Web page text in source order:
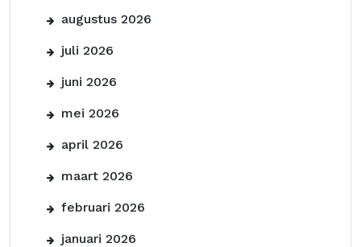
augustus 2026
juli 2026
juni 2026
mei 2026
april 2026
maart 2026
februari 2026
januari 2026